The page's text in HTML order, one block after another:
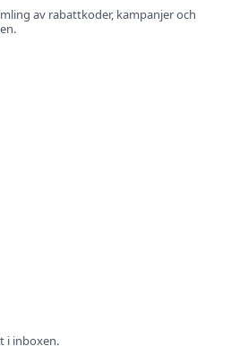
av rabattkoder, kampanjer och
i inboxen.